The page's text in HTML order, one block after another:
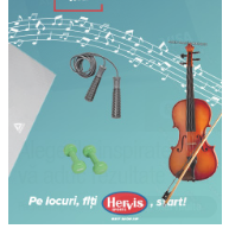
Cursul de Arta universala:
Societatea Muzicala organizeaza
capodopere ale umanitatii". Este un
Ziua Internationala a Subtitrarii
Editia I
Ziua Internationala a Subtitrarii -
Sala James Joyce [sala MTTLC] Str.
Cursul de Literatura
umanitatii
Societatea Muzicala organizeaza